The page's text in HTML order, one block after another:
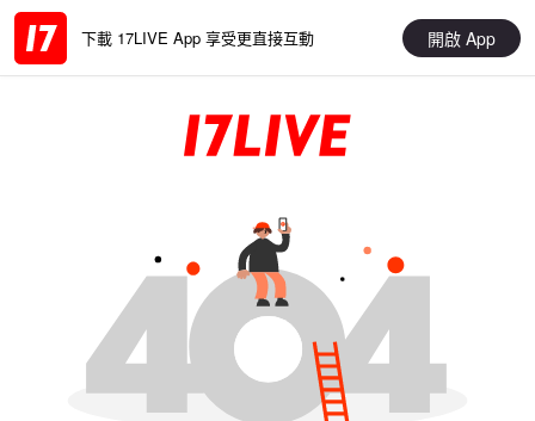
下載 17LIVE App 享受更直接互動 開啟 App